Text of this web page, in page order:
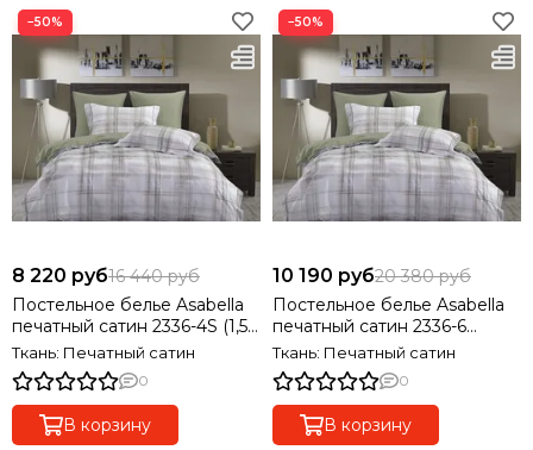
−50%
8 220 руб16 440 руб
Постельное белье Asabella
печатный сатин 2336-4S (1,5-
спальный), 2 наволочки
Ткань: Печатный сатин
0
В корзину
−50%
10 190 руб20 380 руб
Постельное белье Asabella
печатный сатин 2336-6
(евро), 4 наволочки
Ткань: Печатный сатин
0
В корзину